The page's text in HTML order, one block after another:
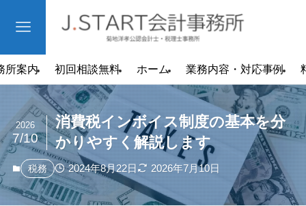
所案内 初回相談無料 ホーム 業務内容・対応事例
消費税インボイス制度の基本を分
かりやすく解説します
2026
7/10
税務 2024年8月22日 2026年7月10日